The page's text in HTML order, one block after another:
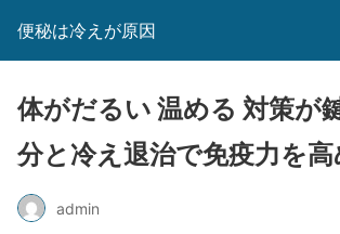
便秘は冷えが原因
体がだるい 温める 対策が
分と冷え退治で免疫力を
admin